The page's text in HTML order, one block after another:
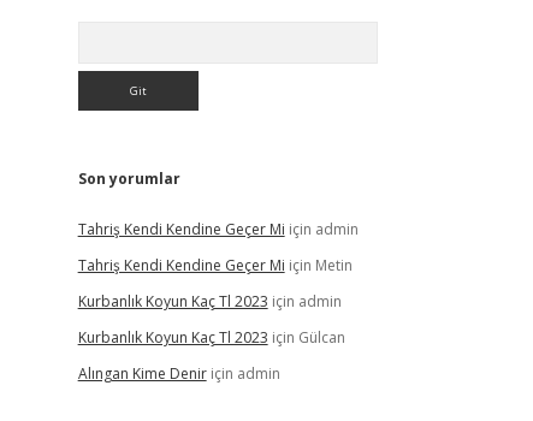
Son yorumlar
Tahriş Kendi Kendine Geçer Mi için admin
Tahriş Kendi Kendine Geçer Mi için Metin
Kurbanlık Koyun Kaç Tl 2023 için admin
Kurbanlık Koyun Kaç Tl 2023 için Gülcan
Alıngan Kime Deniriçin admin